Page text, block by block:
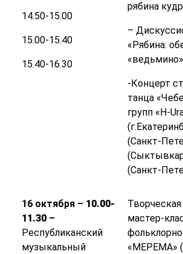
14.50-15.00
15.00-15.40
15.40-16.30
рябина
–
«Рябина:
-Концерт
танца
групп «H-
(Санкт-
(Санкт-
16 октября – 10.00-
11.30–
Республиканский
музыкальный
мастер-
«МЕРЕМА» (